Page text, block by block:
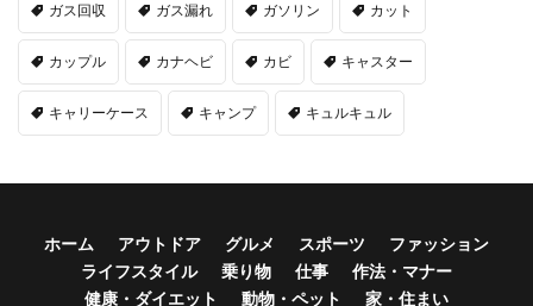
ガス回収 ガス漏れ ガソリン カット
カップル カナヘビ カビ キャスター
キャリーケース キャンプ キュルキュル
ホーム アウトドア グルメ スポーツ
ファッション
ライフスタイル
乗り物 仕事
作法・マナー
健康・ダイエット
動物・ペット 家・住まい